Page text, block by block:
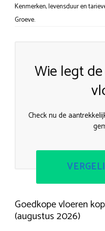
Kenmerken, levensduur en
Groeve.
Wie legt
Check nu de
Goedkope vloeren
(augustus 2026)